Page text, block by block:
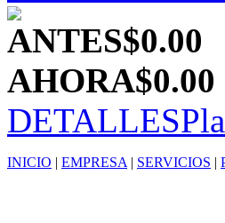
ANTES$0.00
AHORA$0.00
DETALLES
INICIO | EMPRESA | SERVICIOS |